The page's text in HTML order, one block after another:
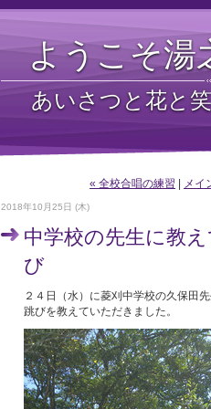
ようこそ湯
あいさつと花と
« 全校合唱の練習 メイ
2018年10月25日 (木)
中学校の先生に教
び
２４日（水）に菱刈中学校の久保田
跳びを教えていただきました。